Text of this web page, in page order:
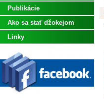
Publikácie
Ako sa stať džokejom
Linky